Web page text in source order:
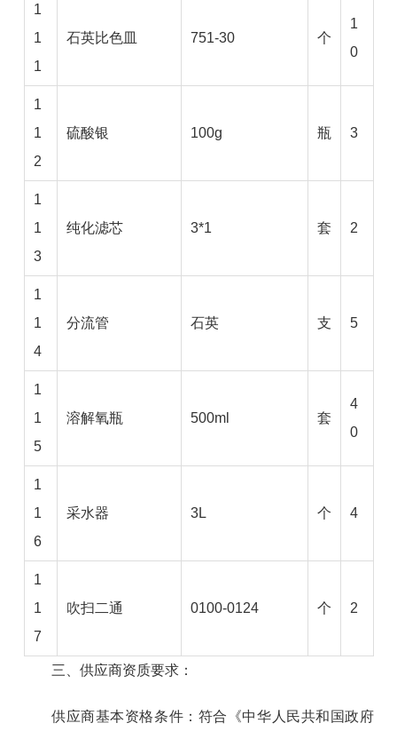
1
1
1
石英比色皿 751-30 个
1
0
1
1
2
硫酸银 100g 瓶 3
1
1
3
纯化滤芯 3*1 套 2
1
1
4
分流管 石英 支 5
1
1
5
溶解氧瓶 500ml 套
4
0
1
1
6
采水器 3L 个 4
1
1
7
吹扫二通 0100-0124 个 2
三、供应商资质要求：
供应商基本资格条件：符合《中华人民共和国政府